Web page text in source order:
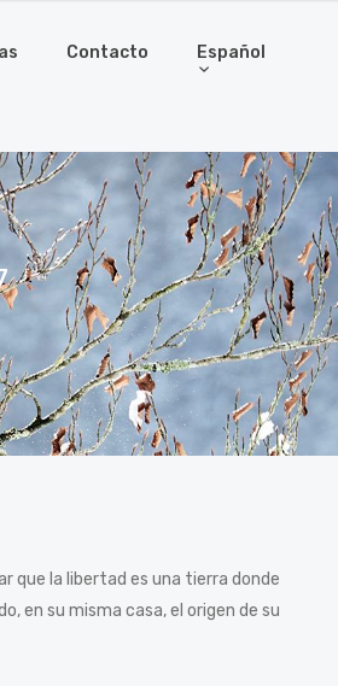
Contacto Español
que la libertad es una tierra donde
en su misma casa, el origen de su